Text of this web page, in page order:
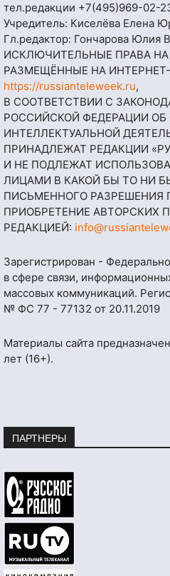
тел.редакции +7(495)969-02-
Учредитель: Киселёва Елена
Гл.редактор: Гончарова Юлия
ИСКЛЮЧИТЕЛЬНЫЕ ПРАВА
РАЗМЕЩЁННЫЕ НА
https://russianteleweek.ru,
В СООТВЕТСТВИИ С
РОССИЙСКОЙ ФЕДЕРАЦИИ ОБ
ИНТЕЛЛЕКТУАЛЬНОЙ
ПРИНАДЛЕЖАТ РЕДАКЦИИ
И НЕ ПОДЛЕЖАТ
ЛИЦАМИ В КАКОЙ БЫ ТО НИ
ПИСЬМЕННОГО РАЗРЕШЕНИЯ
ПРИОБРЕТЕНИЕ АВТОРСКИХ
РЕДАКЦИЕЙ:
Зарегистрирован -
в сфере связи,
массовых коммуникаций.
№ ФС 77 - 77132 от 20.11.2019
Материалы сайта
лет (16+).
ПАРТНЕРЫ